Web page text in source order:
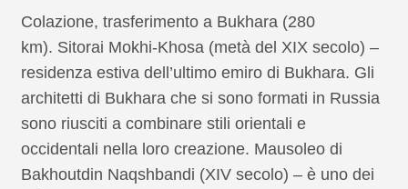
Colazione, trasferimento a Bukhara (280
km). Sitorai Mokhi-Khosa (metà del XIX secolo) –
residenza estiva dell’ultimo emiro di Bukhara. Gli
architetti di Bukhara che si sono formati in Russia
sono riusciti a combinare stili orientali e
occidentali nella loro creazione. Mausoleo di
Bakhoutdin Naqshbandi (XIV secolo) – è uno dei